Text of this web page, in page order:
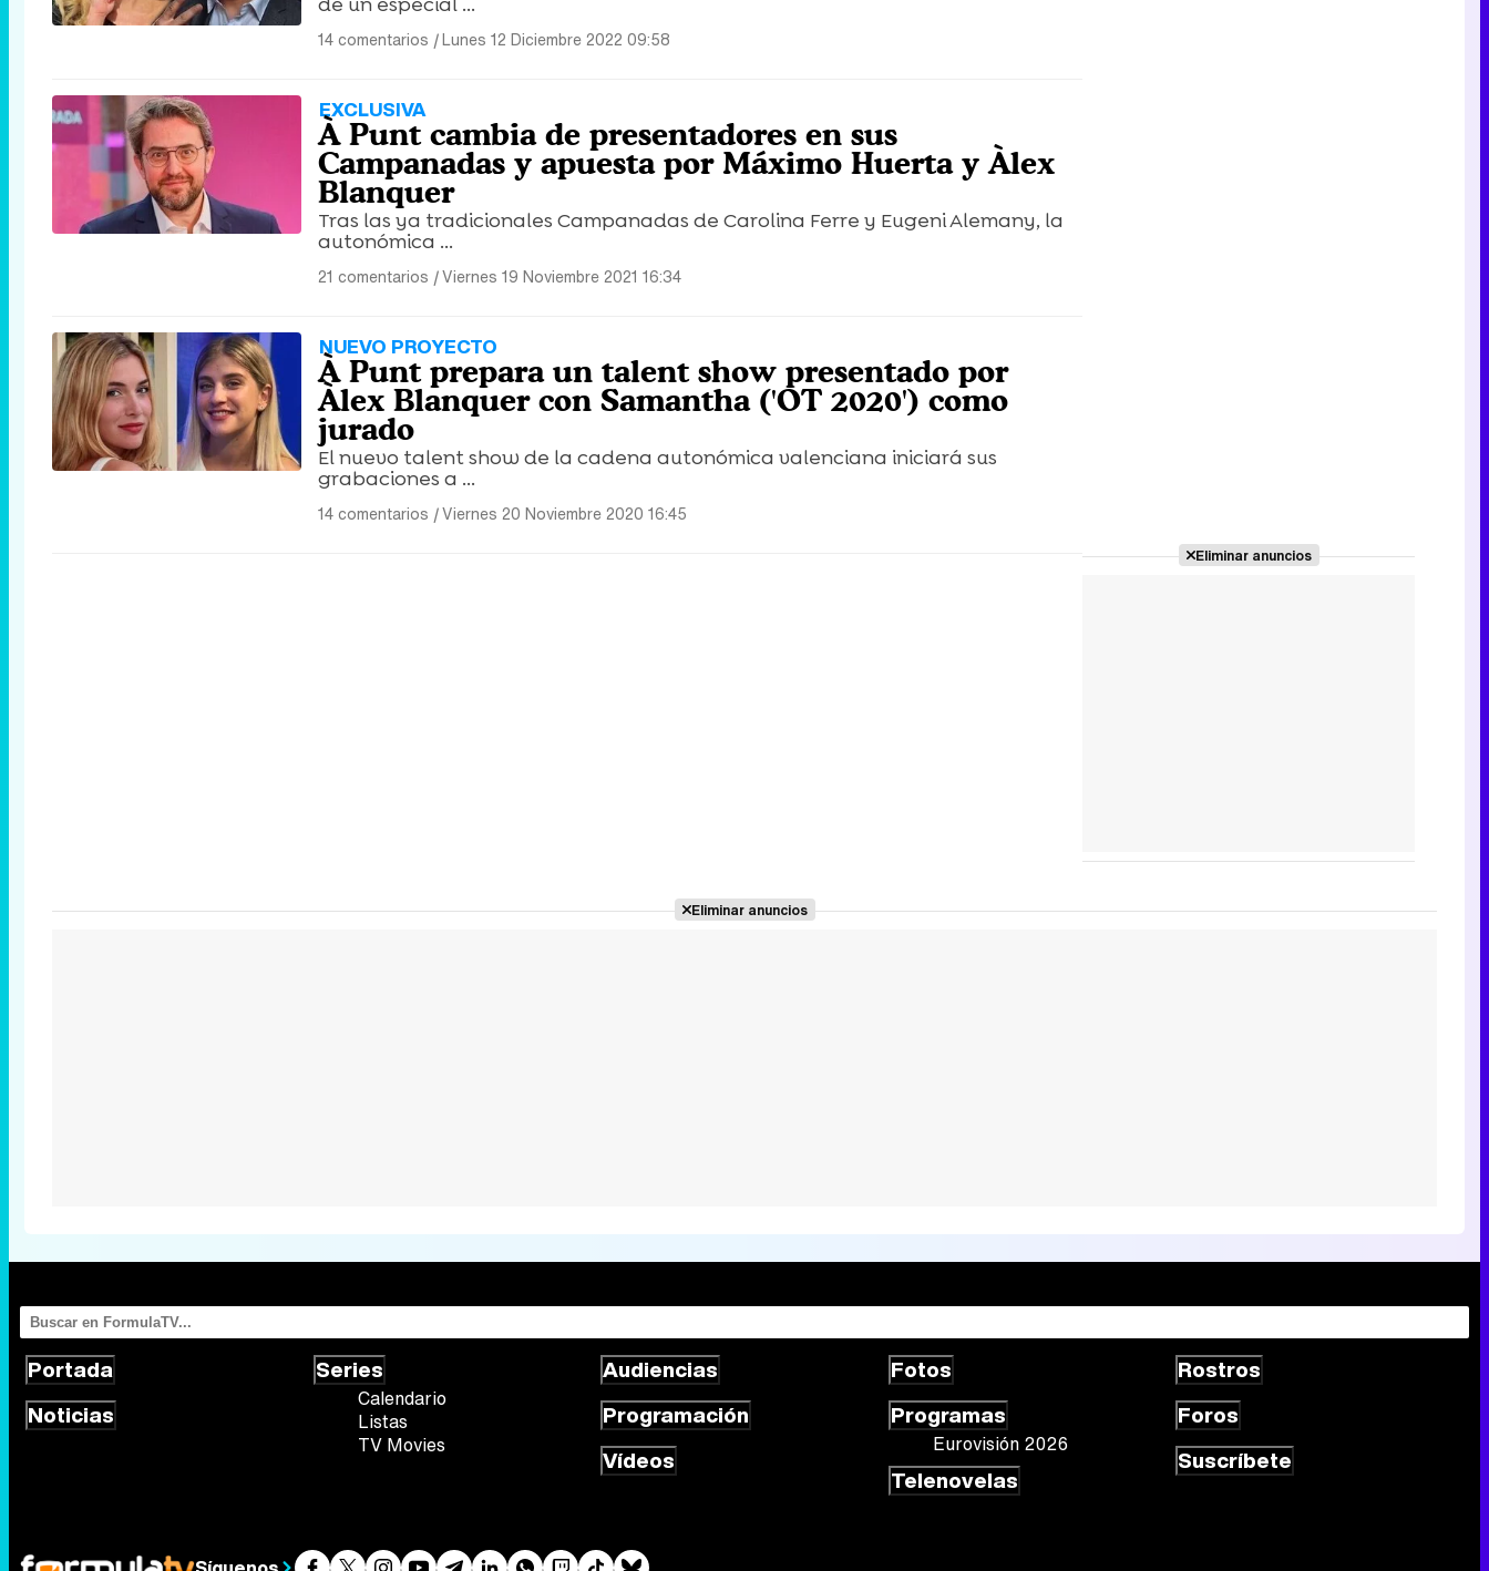
14 comentarios |Lunes 12 Diciembre 2022 09:58
EXCLUSIVA
À Punt cambia de presentadores en sus
Campanadas y apuesta por Máximo Huerta y Àlex
Blanquer
Tras las ya tradicionales Campanadas de Carolina Ferre y Eugeni Alemany, la
autonómica ...
21 comentarios |Viernes 19 Noviembre 2021 16:34
NUEVO PROYECTO
À Punt prepara un talent show presentado por
Àlex Blanquer con Samantha ('OT 2020') como
jurado
El nuevo talent show de la cadena autonómica valenciana iniciará sus
grabaciones a ...
14 comentarios |Viernes 20 Noviembre 2020 16:45
Eliminar anuncios
Eliminar anuncios
Portada
Noticias
Series
Calendario
Listas
TV Movies
Audiencias
Programación
Vídeos
Fotos
Programas
Eurovisión 2026
Telenovelas
Rostros
Foros
Suscríbete